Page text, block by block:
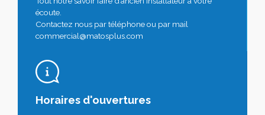
écoute.
Contactez nous par téléphone ou par mail
commercial@matosplus.com
Horaires d'ouvertures